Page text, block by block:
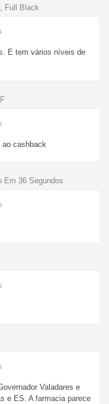
Full Black
E tem vários níveis de
ao cashback
Em 36 Segundos
Valadares e
e ES. A farmacia parece